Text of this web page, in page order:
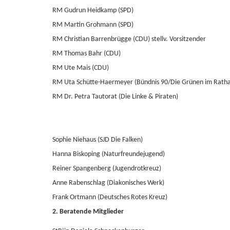
RM Gudrun Heidkamp (SPD)
RM Martin Grohmann (SPD)
RM Christian Barrenbrügge (CDU) stellv. Vorsitzender
RM Thomas Bahr (CDU)
RM Ute Mais (CDU)
RM Uta Schütte-Haermeyer (Bündnis 90/Die Grünen im
RM Dr. Petra Tautorat (Die Linke & Piraten)
Sophie Niehaus (SJD Die Falken)
Hanna Biskoping (Naturfreundejugend)
Reiner Spangenberg (Jugendrotkreuz)
Anne Rabenschlag (Diakonisches Werk)
Frank Ortmann (Deutsches Rotes Kreuz)
2. Beratende Mitglieder